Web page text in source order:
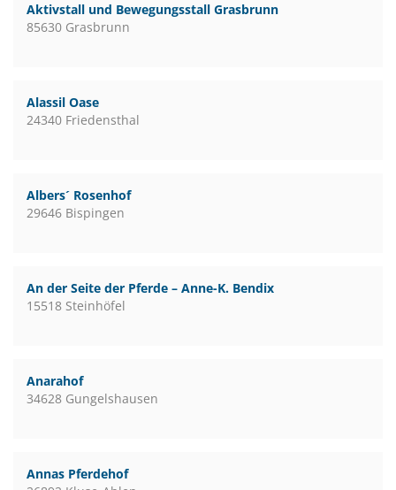
Aktivstall und Bewegungsstall Grasbrunn
85630 Grasbrunn
Alassil Oase
24340 Friedensthal
Albers´ Rosenhof
29646 Bispingen
An der Seite der Pferde – Anne-K. Bendix
15518 Steinhöfel
Anarahof
34628 Gungelshausen
Annas Pferdehof